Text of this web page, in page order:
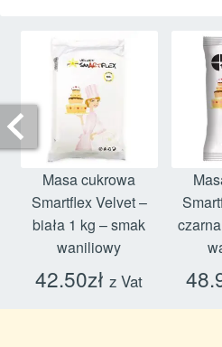
Masa cukrowa
Smartflex Velvet –
biała 1 kg – smak
waniliowy
42.50zł z Vat